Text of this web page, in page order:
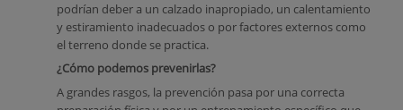
podrían deber a un calzado inapropiado, un calentamiento
y estiramiento inadecuados o por factores externos como
el terreno donde se practica.
¿Cómo podemos prevenirlas?
A grandes rasgos, la prevención pasa por una correcta